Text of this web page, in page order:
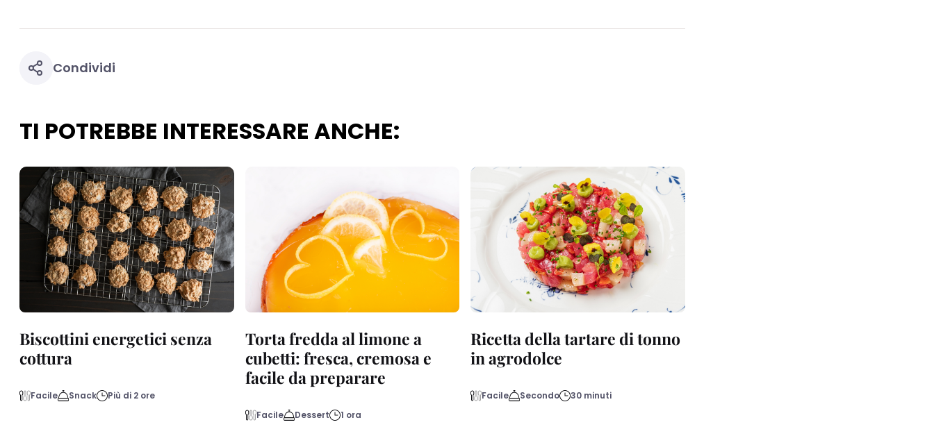
Condividi
TI POTREBBE INTERESSARE ANCHE:
Biscottini energetici senza
cottura
Facile Snack Più di 2 ore
Torta fredda al limone a
cubetti: fresca, cremosa e
facile da preparare
Facile Dessert 1 ora
Ricetta della tartare di tonno
in agrodolce
Facile Secondo 30 minuti